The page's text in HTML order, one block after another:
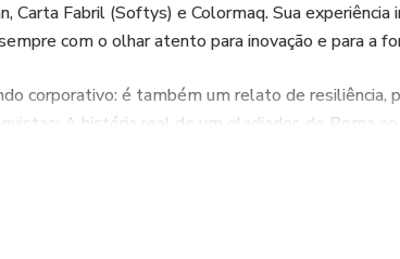
Carta Fabril (Softys) e Colormaq. Sua
com o olhar atento para inovação e para a
corporativo: é também um relato de resiliência,
A história real de um gladiador, de Roma
não apenas sua trajetória profissional, mas